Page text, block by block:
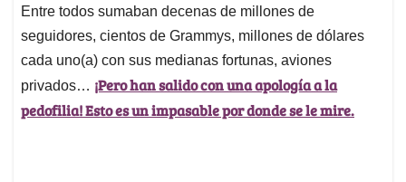
p
p
o
k
I
n
s
Entre todos sumaban decenas de millones de
seguidores, cientos de Grammys, millones de dólares
cada uno(a) con sus medianas fortunas, aviones
privados… ¡Pero han salido con una apología a la
pedofilia! Esto es un impasable por donde se le mire.